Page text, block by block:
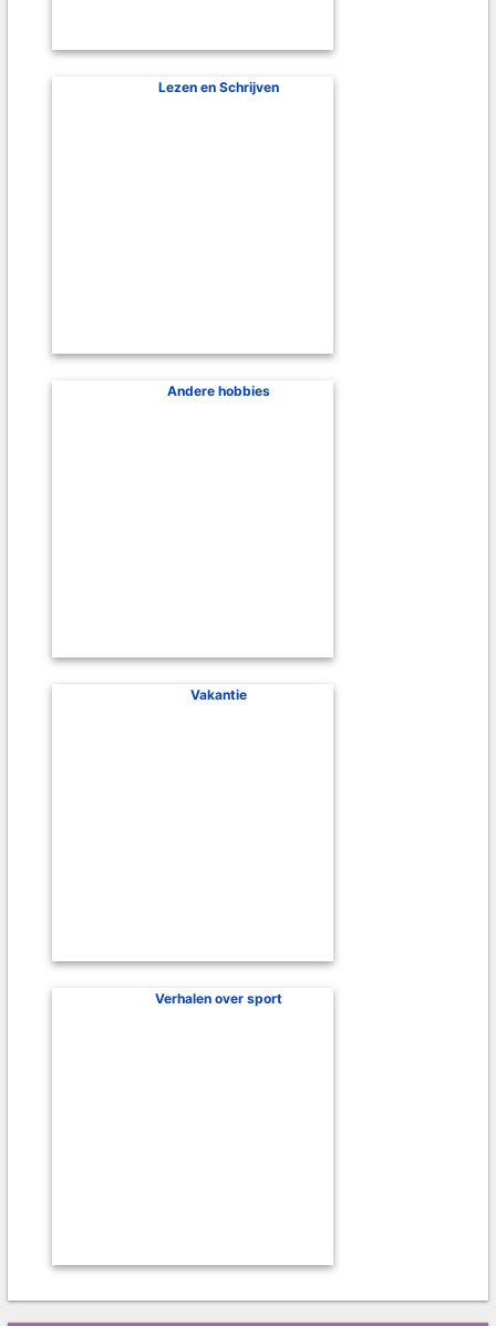
Lezen en Schrijven
Andere hobbies
Vakantie
Verhalen over sport